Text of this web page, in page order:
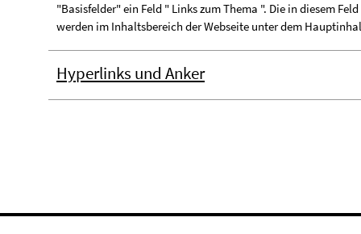
"Basisfelder" ein Feld " Links zum Thema ". Die in diesem
werden im Inhaltsbereich der Webseite unter dem
Hyperlinks und Anker